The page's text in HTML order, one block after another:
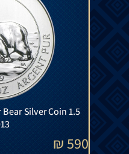
Silver Coin 1.5
590
₪